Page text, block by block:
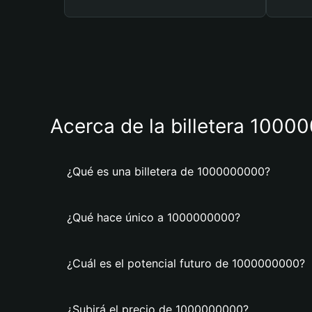
Acerca de la billetera
¿Qué es una billetera de 1000000000?
¿Qué hace único a 1000000000?
¿Cuál es el potencial futuro de 1000000000?
¿Subirá el precio de 1000000000?